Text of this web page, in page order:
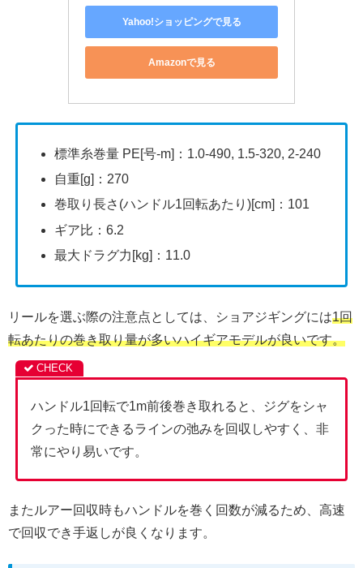
Yahoo!ショッピングで見る
Amazonで見る
標準糸巻量 PE[号-m]：1.0-490, 1.5-320, 2-240
自重[g]：270
巻取り長さ(ハンドル1回転あたり)[cm]：101
ギア比：6.2
最大ドラグ力[kg]：11.0
リールを選ぶ際の注意点としては、ショアジギングには1回
転あたりの巻き取り量が多いハイギアモデルが良いです。
ハンドル1回転で1m前後巻き取れると、ジグをシャ
クった時にできるラインの弛みを回収しやすく、非
常にやり易いです。
またルアー回収時もハンドルを巻く回数が減るため、高速
で回収でき手返しが良くなります。